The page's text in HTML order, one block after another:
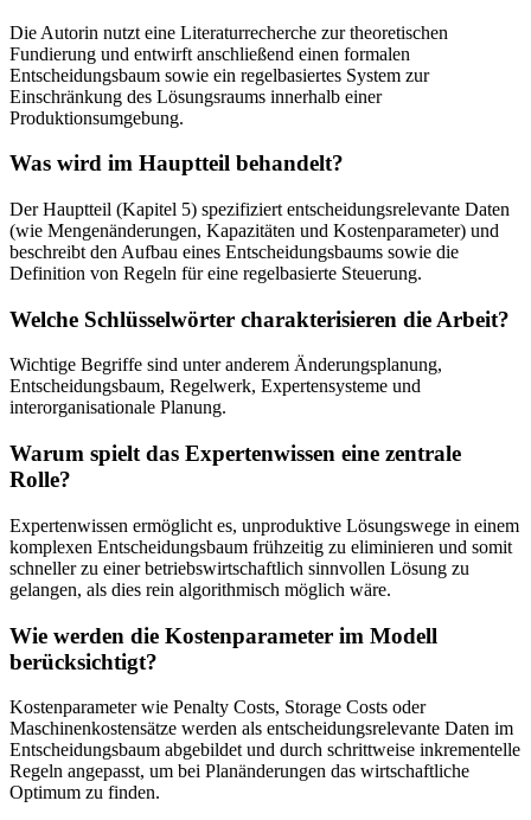
Die Autorin nutzt eine Literaturrecherche zur theoretischen
Fundierung und entwirft anschließend einen formalen
Entscheidungsbaum sowie ein regelbasiertes System zur
Einschränkung des Lösungsraums innerhalb einer
Produktionsumgebung.
Was wird im Hauptteil behandelt?
Der Hauptteil (Kapitel 5) spezifiziert entscheidungsrelevante Daten
(wie Mengenänderungen, Kapazitäten und Kostenparameter) und
beschreibt den Aufbau eines Entscheidungsbaums sowie die
Definition von Regeln für eine regelbasierte Steuerung.
Welche Schlüsselwörter charakterisieren die Arbeit?
Wichtige Begriffe sind unter anderem Änderungsplanung,
Entscheidungsbaum, Regelwerk, Expertensysteme und
interorganisationale Planung.
Warum spielt das Expertenwissen eine zentrale
Rolle?
Expertenwissen ermöglicht es, unproduktive Lösungswege in einem
komplexen Entscheidungsbaum frühzeitig zu eliminieren und somit
schneller zu einer betriebswirtschaftlich sinnvollen Lösung zu
gelangen, als dies rein algorithmisch möglich wäre.
Wie werden die Kostenparameter im Modell
berücksichtigt?
Kostenparameter wie Penalty Costs, Storage Costs oder
Maschinenkostensätze werden als entscheidungsrelevante Daten im
Entscheidungsbaum abgebildet und durch schrittweise inkrementelle
Regeln angepasst, um bei Planänderungen das wirtschaftliche
Optimum zu finden.